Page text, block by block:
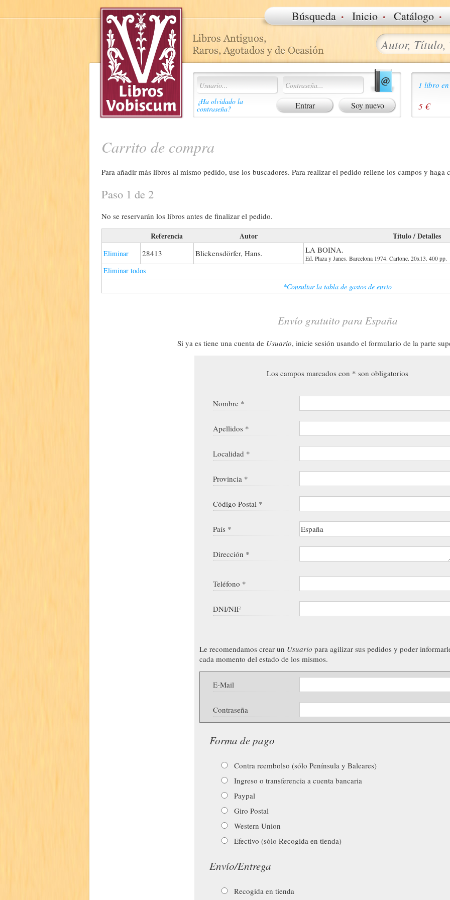
Búsqueda · Inicio · Catálogo ·
¿Ha olvidado la
contraseña? Soy nuevo
1 libro
5 €
Carrito de compra
Para añadir más libros al mismo pedido, use los buscadores. Para realizar el pedido rellene los campos y haga
Paso 1 de 2
No se reservarán los libros antes de finalizar el pedido.
Referencia Autor Título / Detalles
Eliminar 28413 Blickensdörfer, Hans. LA BOINA.
Ed. Plaza y Janes. Barcelona 1974. Cartone. 20x13. 400 pp.
Eliminar todos
*Consultar la tabla de gastos de envío
Envío gratuito para España
Si ya es tiene una cuenta de Usuario, inicie sesión usando el formulario de la parte
Los campos marcados con * son obligatorios
Nombre *
Apellidos *
Localidad *
Provincia *
Código Postal *
País *
Dirección *
Teléfono *
DNI/NIF
Le recomendamos crear un Usuario para agilizar sus pedidos y poder
cada momento del estado de los mismos.
E-Mail
Contraseña
Forma de pago
Contra reembolso (sólo Península y Baleares)
Ingreso o transferencia a cuenta bancaria
Paypal
Giro Postal
Western Union
Efectivo (sólo Recogida en tienda)
Envío/Entrega
Recogida en tienda